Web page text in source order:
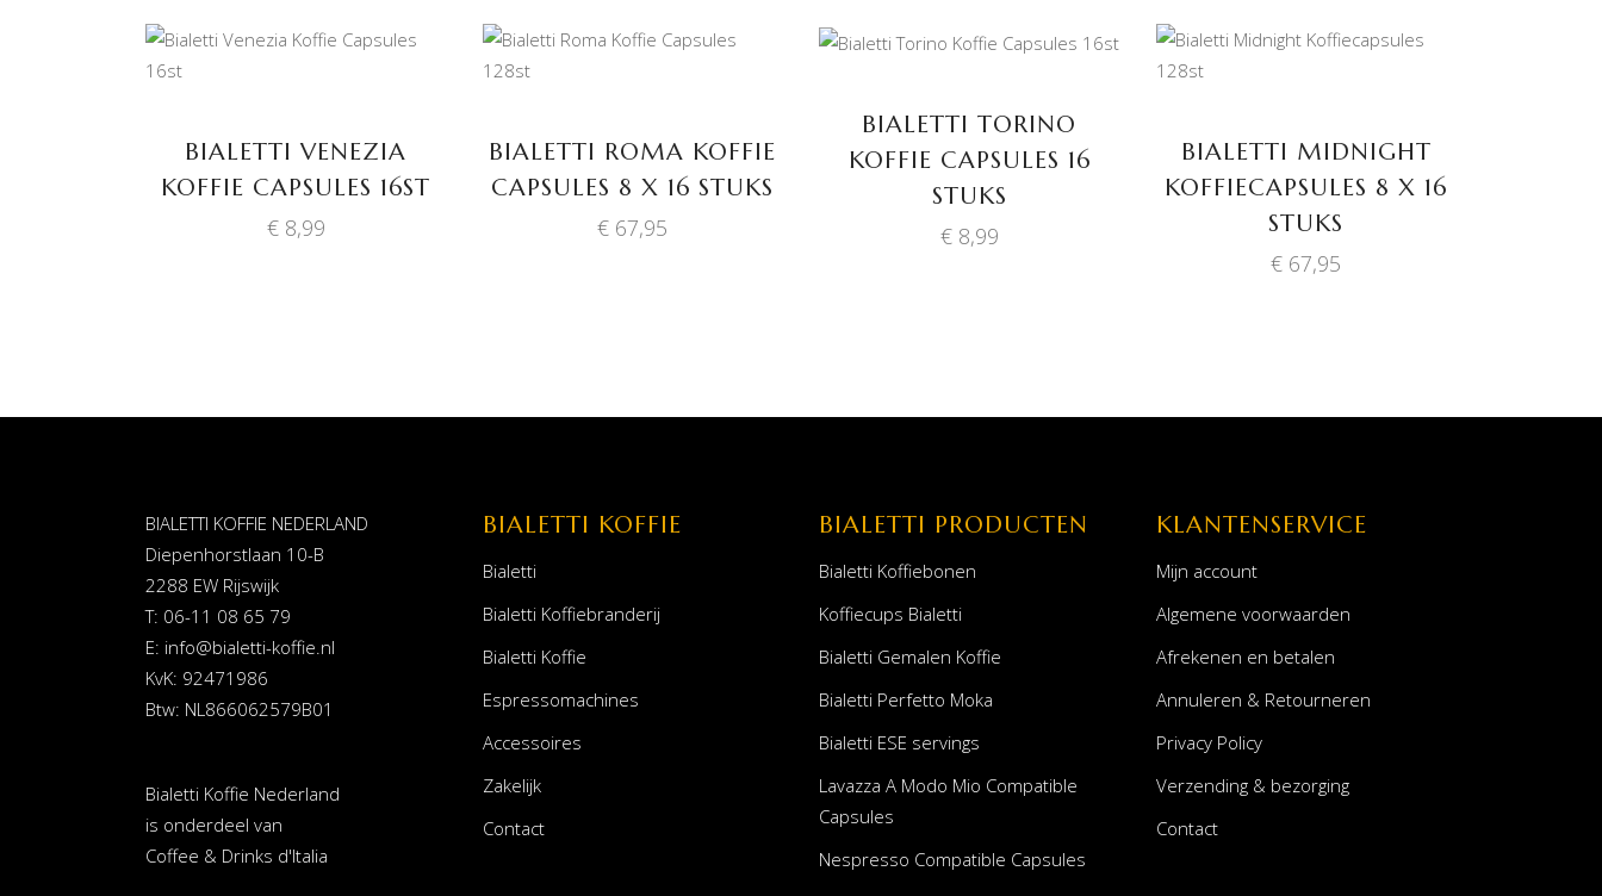
BIALETTI VENEZIA
KOFFIE CAPSULES 16ST
€8,99
BIALETTI ROMA KOFFIE
CAPSULES 8 X 16 STUKS
€ 67,95
BIALETTI TORINO
KOFFIE CAPSULES 16
STUKS
€8,99
BIALETTI MIDNIGHT
KOFFIECAPSULES 8 X 16
STUKS
€ 67,95
BIALETTI KOFFIE NEDERLAND
Diepenhorstlaan 10-B
2288 EW Rijswijk
T: 06-11 08 65 79
E: info@bialetti-koffie.nl
KvK: 92471986
Btw: NL866062579B01
Bialetti Koffie Nederland
is onderdeel van
Coffee & Drinks d'Italia
BIALETTI KOFFIE
Bialetti
Bialetti Koffiebranderij
Bialetti Koffie
Espressomachines
Accessoires
Zakelijk
Contact
BIALETTI PRODUCTEN
Bialetti Koffiebonen
Koffiecups Bialetti
Bialetti Gemalen Koffie
Bialetti Perfetto Moka
Bialetti ESE servings
Lavazza A Modo Mio Compatible
Capsules
Nespresso Compatible Capsules
KLANTENSERVICE
Mijn account
Algemene voorwaarden
Afrekenen en betalen
Annuleren & Retourneren
Privacy Policy
Verzending & bezorging
Contact